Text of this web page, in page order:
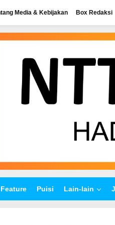
Media & Kebijakan Box Redaksi
Feature Puisi Lain-lain